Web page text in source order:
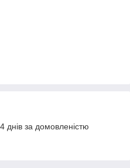
днів за домовленістю